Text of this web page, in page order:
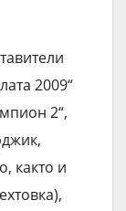
2009“
2“,
както и